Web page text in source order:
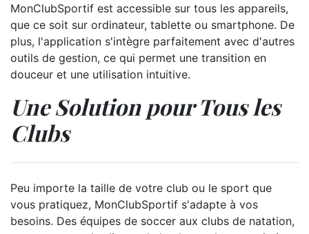
MonClubSportif est accessible sur tous les appareils,
que ce soit sur ordinateur, tablette ou smartphone. De
plus, l'application s'intègre parfaitement avec d'autres
outils de gestion, ce qui permet une transition en
douceur et une utilisation intuitive.
Une Solution pour Tous les
Clubs
Peu importe la taille de votre club ou le sport que
vous pratiquez, MonClubSportif s'adapte à vos
besoins. Des équipes de soccer aux clubs de natation,